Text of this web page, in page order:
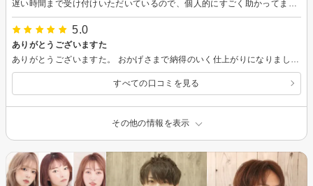
5.0
ありがとうございますた
すべての口コミを見る
その他の情報を表示